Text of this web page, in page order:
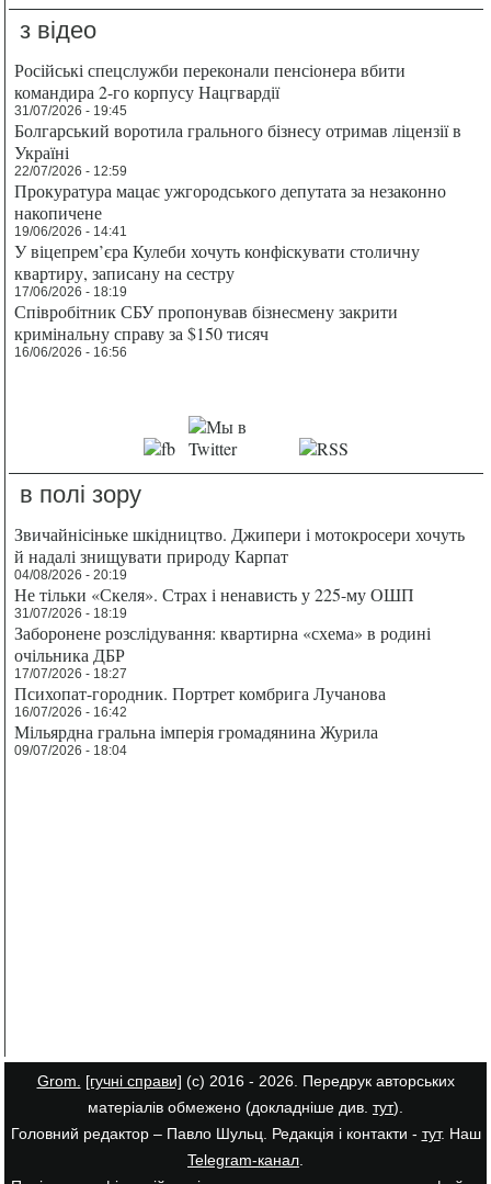
з відео
Російські спецслужби переконали пенсіонера вбити
командира 2-го корпусу Нацгвардії
31/07/2026 - 19:45
Болгарський воротила грального бізнесу отримав ліцензії в
Україні
22/07/2026 - 12:59
Прокуратура мацає ужгородського депутата за незаконно
накопичене
19/06/2026 - 14:41
У віцепрем’єра Кулеби хочуть конфіскувати столичну
квартиру, записану на сестру
17/06/2026 - 18:19
Співробітник СБУ пропонував бізнесмену закрити
кримінальну справу за $150 тисяч
16/06/2026 - 16:56
в полі зору
Звичайнісіньке шкідництво. Джипери і мотокросери хочуть
й надалі знищувати природу Карпат
04/08/2026 - 20:19
Не тільки «Скеля». Страх і ненависть у 225-му ОШП
31/07/2026 - 18:19
Заборонене розслідування: квартирна «схема» в родині
очільника ДБР
17/07/2026 - 18:27
Психопат-городник. Портрет комбрига Лучанова
16/07/2026 - 16:42
Мільярдна гральна імперія громадянина Журила
09/07/2026 - 18:04
Grom. [гучні справи] (с) 2016 - 2026. Передрук авторських
матеріалів обмежено (докладніше див. тут).
Головний редактор – Павло Шульц. Редакція і контакти - тут. Наш
Telegram-канал